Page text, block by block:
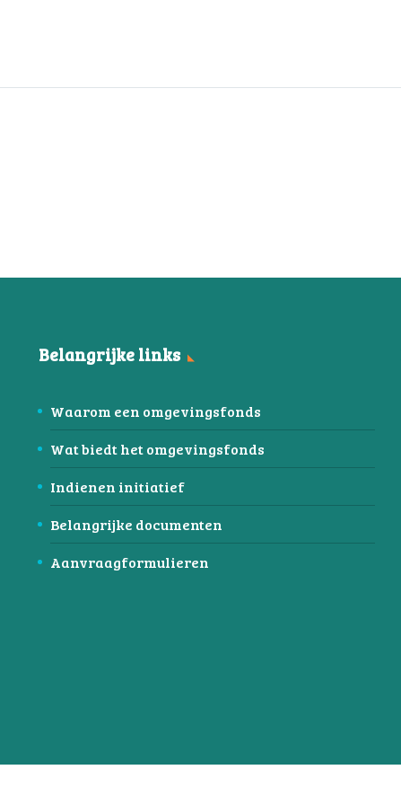
Belangrijke links
Waarom een omgevingsfonds
Wat biedt het omgevingsfonds
Indienen initiatief
Belangrijke documenten
Aanvraagformulieren